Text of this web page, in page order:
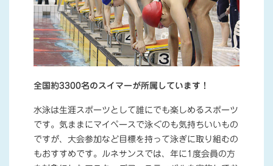
全国約3300名のスイマーが所属しています！
水泳は生涯スポーツとして誰にでも楽しめるスポーツ
です。気ままにマイペースで泳ぐのも気持ちいいもの
ですが、大会参加など目標を持って泳ぎに取り組むの
もおすすめです。ルネサンスでは、年に1度会員の方